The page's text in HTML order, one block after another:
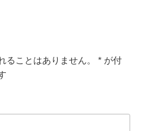
ることはありません。 * が付